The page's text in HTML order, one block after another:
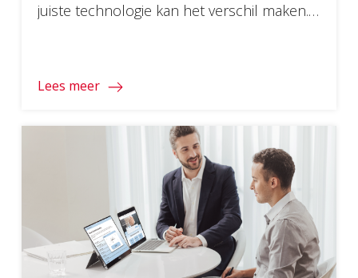
juiste technologie kan het verschil maken.
uitrusting voor het nieuwe schooljaar te
topkeuzes voor het […]
Lees meer